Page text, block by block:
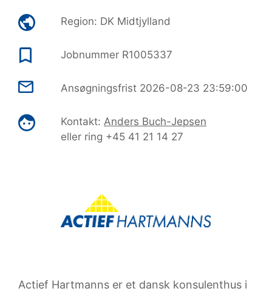
Region: DK Midtjylland
Jobnummer R1005337
Ansøgningsfrist 2026-08-23 23:59:00
Kontakt: Anders Buch-Jepsen
eller ring +45 41 21 14 27
Actief Hartmanns er et dansk konsulenthus i